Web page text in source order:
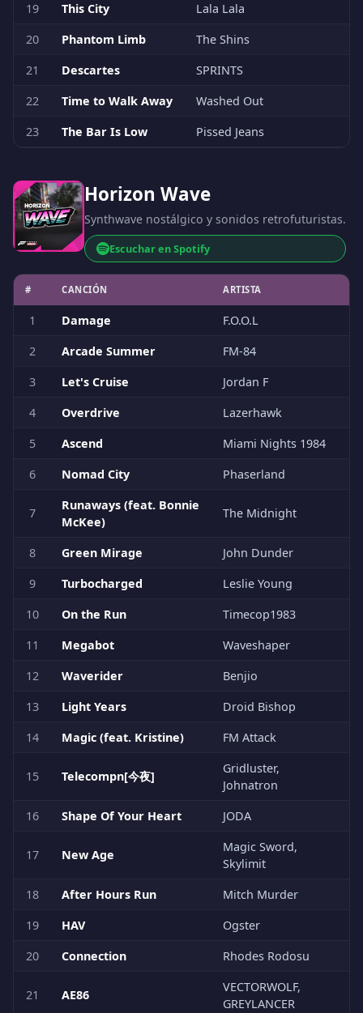
19 This City
Lala Lala
20
Phantom Limb
The Shins
21
Descartes
SPRINTS
22
Time to Walk Away
Washed Out
23
The Bar Is Low Pissed Jeans
Horizon Wave
Synthwave nostálgico y sonidos retrofuturistas.
Escuchar en Spotify
# CANCIÓN ARTISTA
1 Damage
F.O.O.L
2
Arcade Summer
FM-84
3
Let's Cruise
Jordan F
4
Overdrive
Lazerhawk
5
Ascend
Miami Nights 1984
6
Nomad City Phaserland
7
Runaways (feat. Bonnie
McKee)
The Midnight
8 Green Mirage
John Dunder
9
Turbocharged
Leslie Young
10
On the Run
Timecop1983
11
Megabot
Waveshaper
12
Waverider
Benjio
13
Light Years
Droid Bishop
14
Magic (feat. Kristine) FM Attack
15 Telecompn[今夜]
Gridluster,
Johnatron
16
Shape Of Your Heart JODA
17 New Age
Magic Sword,
Skylimit
18
After Hours Run
Mitch Murder
19
HAV
Ogster
20
Connection Rhodes Rodosu
21 AE86
VECTORWOLF,
GREYLANCER